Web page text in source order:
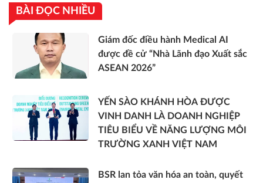
BÀI ĐỌC NHIỀU
Giám đốc điều hành Medical AI
được đề cử “Nhà Lãnh đạo Xuất sắc
ASEAN 2026”
YẾN SÀO KHÁNH HÒA ĐƯỢC
VINH DANH LÀ DOANH NGHIỆP
TIÊU BIỂU VỀ NĂNG LƯỢNG MÔI
TRƯỜNG XANH VIỆT NAM
BSR lan tỏa văn hóa an toàn, quyết